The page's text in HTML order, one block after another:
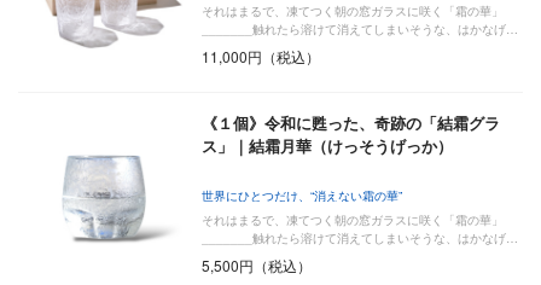
それはまるで、凍てつく朝の窓ガラスに咲く「霜の華」
_______触れたら溶けて消えてしまいそうな、はかなげ…
11,000円（税込）
《１個》令和に甦った、奇跡の「結霜グラ
ス」｜結霜月華（けっそうげっか）
世界にひとつだけ、“消えない霜の華”
それはまるで、凍てつく朝の窓ガラスに咲く「霜の華」
_______触れたら溶けて消えてしまいそうな、はかなげ…
5,500円（税込）